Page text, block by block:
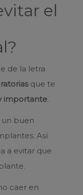
el
de la letra
que te
importante.
un buen
Así
a evitar que
caer en